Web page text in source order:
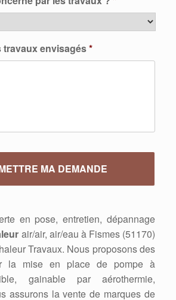
envisagés*
en pose, entretien, dépannage
air/air, air/eau à Fismes (51170)
Travaux. Nous proposons des
la mise en place de pompe à
gainable par aérothermie,
assurons la vente de marques de